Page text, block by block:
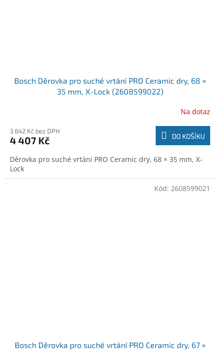
Bosch Děrovka pro suché vrtání PRO Ceramic dry, 68 ×
35 mm, X-Lock (2608599022)
Na dotaz
3 642 Kč bez DPH
4 407 Kč DO KOŠÍKU
Děrovka pro suché vrtání PRO Ceramic dry, 68 × 35 mm, X-
Lock
Bosch Děrovka pro suché vrtání PRO Ceramic dry, 67 ×
Kód: 2608599021